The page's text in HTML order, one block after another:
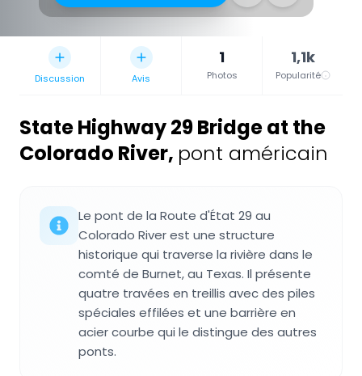
Discussion Avis
1
Photos
1,1k
Popularité
State Highway 29 Bridge at the
Colorado River, pont américain
Le pont de la Route d'État 29 au
Colorado River est une structure
historique qui traverse la rivière dans le
comté de Burnet, au Texas. Il présente
quatre travées en treillis avec des piles
spéciales effilées et une barrière en
acier courbe qui le distingue des autres
ponts.